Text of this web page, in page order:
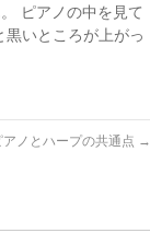
ピアノの中を見て
いところが上がっ
アノとハープの共通点 →